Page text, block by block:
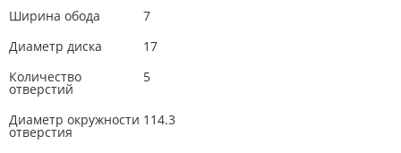
Ширина обода
7
Диаметр диска
17
Количество
отверстий
5
Диаметр окружности
отверстия
114.3